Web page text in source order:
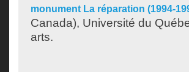
monument La réparation (1994-
Canada), Université du
arts.